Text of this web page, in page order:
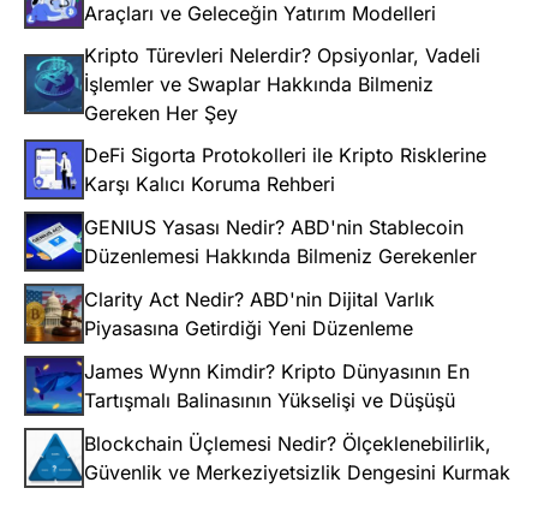
Araçları ve Geleceğin Yatırım Modelleri
Kripto Türevleri Nelerdir? Opsiyonlar, Vadeli
İşlemler ve Swaplar Hakkında Bilmeniz
Gereken Her Şey
DeFi Sigorta Protokolleri ile Kripto Risklerine
Karşı Kalıcı Koruma Rehberi
GENIUS Yasası Nedir? ABD'nin Stablecoin
Düzenlemesi Hakkında Bilmeniz Gerekenler
Clarity Act Nedir? ABD'nin Dijital Varlık
Piyasasına Getirdiği Yeni Düzenleme
James Wynn Kimdir? Kripto Dünyasının En
Tartışmalı Balinasının Yükselişi ve Düşüşü
Blockchain Üçlemesi Nedir? Ölçeklenebilirlik,
Güvenlik ve Merkeziyetsizlik Dengesini Kurmak